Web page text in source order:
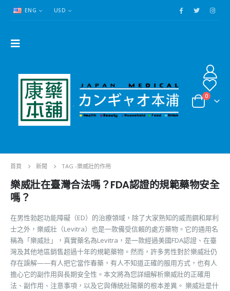
ENG USD
0
首頁 新聞 TAG -樂威壯的作用
樂威壯在臺灣合法嗎？FDA認證的規範藥物安全
嗎？
在男性勃起功能障礙（ED）的治療領域，除了大家熟知的威而鋼和犀利
士之外，樂威壯（Levitra）也是一款備受信賴的處方藥物。它的通用名
稱為「樂威壯」，真實藥名為Levitra，是一款經過美國FDA認證、在臺
灣及其他地區銷售超過十年的規範藥物。然而，許多男性對於樂威壯仍
存在誤解——有人把它當作春藥，有人不知道正確的服用方式，也有人
擔心它的副作用與長期安全性。本文將為您詳細解析樂威壯的正確用
法、副作用、注意事項，以及它與傳統壯陽藥的根本差異。 樂威壯是什